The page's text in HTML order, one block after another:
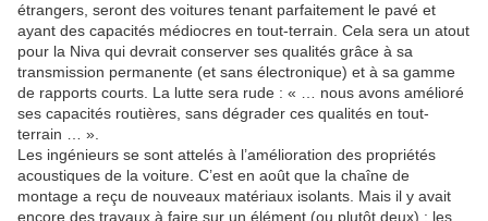
étrangers, seront des voitures tenant parfaitement le pavé et
ayant des capacités médiocres en tout-terrain. Cela sera un atout
pour la Niva qui devrait conserver ses qualités grâce à sa
transmission permanente (et sans électronique) et à sa gamme
de rapports courts. La lutte sera rude : « … nous avons amélioré
ses capacités routières, sans dégrader ces qualités en tout-
terrain … ».
Les ingénieurs se sont attelés à l’amélioration des propriétés
acoustiques de la voiture. C’est en août que la chaîne de
montage a reçu de nouveaux matériaux isolants. Mais il y avait
encore des travaux à faire sur un élément (ou plutôt deux) : les